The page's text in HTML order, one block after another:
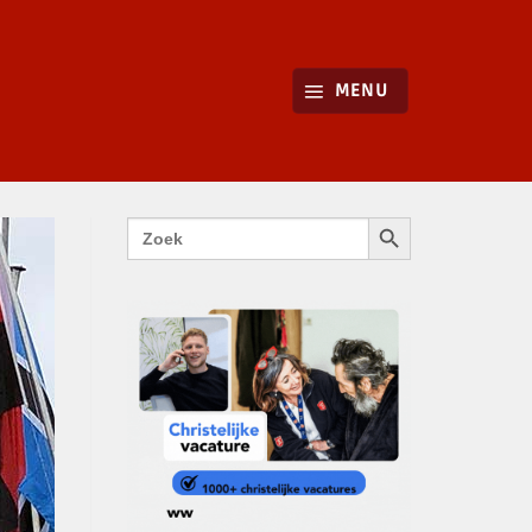
MENU
Zoek
naar:
ZOEKKNOP